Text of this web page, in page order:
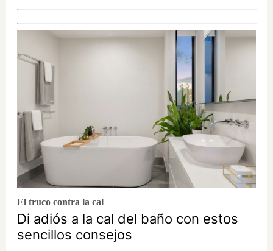
El truco contra la cal
Di adiós a la cal del baño con estos
sencillos consejos